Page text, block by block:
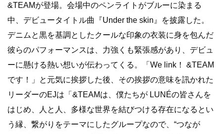
&TEAMが登場。会場中のペンライトがブルーに染まる
中、デビュータイトル曲『Under the skin』を披露した。
デニムと黒を基調としたクールな印象の衣装に身を包んだ
彼らのパフォーマンスは、力強くも緊張感があり、デビュ
ーに懸ける熱い想いが伝わってくる。「 We link ！ &TEAM
です！」と元気に挨拶した後、その挨拶の意味を訊かれた
リーダーのEJは「 &TEAMは、僕たちが LUNÉの皆さんを
はじめ、人と人、多様な世界を結びつける存在になるとい
う縁、繋がりをテーマにしたグループなので、“つなが